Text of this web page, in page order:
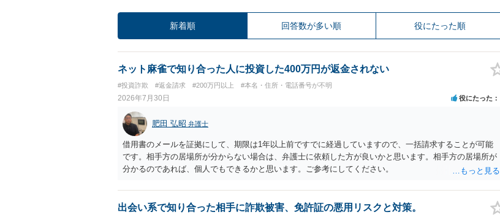
新着順 回答数が多い順 役にたった順
ネット麻雀で知り合った人に投資した400万円が返金されない
#投資詐欺 #返金請求 #200万円以上 #本名・住所・電話番号が不明
2026年7月30日 役にたった
肥田 弘昭 弁護士
借用書のメールを証拠にして、期限は1年以上前ですでに経過していますので、一括請求することが可能
です。相手方の居場所が分からない場合は、弁護士に依頼した方が良いかと思います。相手方の居場所が
分かるのであれば、個人でもできるかと思います。ご参考にしてください。
出会い系で知り合った相手に詐欺被害、免許証の悪用リスクと対策。